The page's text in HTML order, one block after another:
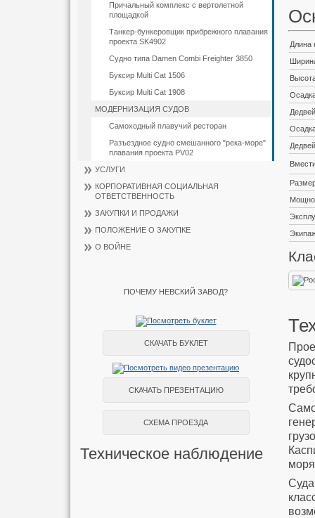
Причальный комплекс с вертолетной
площадкой
Танкер-бункеровщик прибрежного плавания
проекта SK4902
Судно типа Damen Combi Freighter 3850
Буксир Multi Cat 1506
Буксир Multi Cat 1908
МОДЕРНИЗАЦИЯ СУДОВ
Самоходный плавучий ресторан
Разъездное судно смешанного "река-море"
плавания проекта PV02
УСЛУГИ
КОРПОРАТИВНАЯ СОЦИАЛЬНАЯ
ОТВЕТСТВЕННОСТЬ
ЗАКУПКИ И ПРОДАЖИ
ПОЛОЖЕНИЕ О ЗАКУПКЕ
О ВОЙНЕ
ПОЧЕМУ НЕВСКИЙ ЗАВОД?
СКАЧАТЬ БУКЛЕТ
СКАЧАТЬ ПРЕЗЕНТАЦИЮ
СХЕМА ПРОЕЗДА
Техническое наблюдение
Длина